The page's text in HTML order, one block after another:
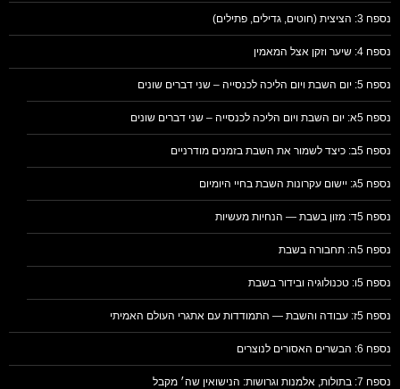
נספח 3: הציצית (חוטים, גדילים, פתילים)
נספח 4: שיער וזקן אצל המאמין
נספח 5: יום השבת ויום הליכה לכנסייה – שני דברים שונים
נספח 5א: יום השבת ויום הליכה לכנסייה – שני דברים שונים
נספח 5ב: כיצד לשמור את השבת בזמנים מודרניים
נספח 5ג: יישום עקרונות השבת בחיי היומיום
נספח 5ד: מזון בשבת — הנחיות מעשיות
נספח 5ה: תחבורה בשבת
נספח 5ו: טכנולוגיה ובידור בשבת
נספח 5ז: עבודה והשבת — התמודדות עם אתגרי העולם האמיתי
נספח 6: הבשרים האסורים לנוצרים
נספח 7: בתולות, אלמנות וגרושות: הנישואין שה׳ מקבל